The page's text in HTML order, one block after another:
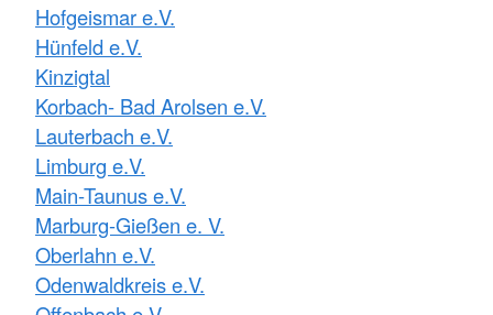
Hofgeismar e.V.
Hünfeld e.V.
Kinzigtal
Korbach- Bad Arolsen e.V.
Lauterbach e.V.
Limburg e.V.
Main-Taunus e.V.
Marburg-Gießen e. V.
Oberlahn e.V.
Odenwaldkreis e.V.